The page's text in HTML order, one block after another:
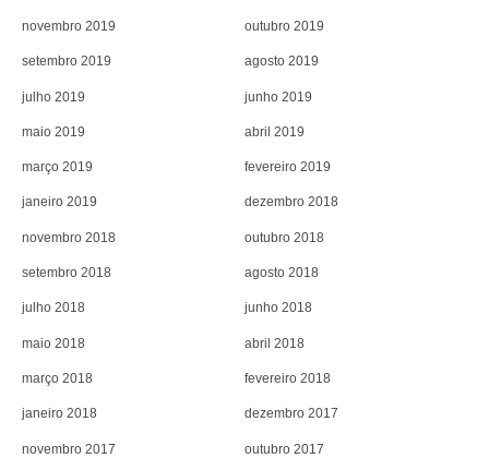
novembro 2019 outubro 2019
setembro 2019 agosto 2019
julho 2019 junho 2019
maio 2019 abril 2019
março 2019 fevereiro 2019
janeiro 2019 dezembro 2018
novembro 2018 outubro 2018
setembro 2018 agosto 2018
julho 2018 junho 2018
maio 2018 abril 2018
março 2018 fevereiro 2018
janeiro 2018 dezembro 2017
novembro 2017 outubro 2017